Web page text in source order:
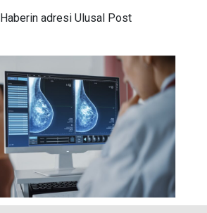
Haberin adresi Ulusal Post